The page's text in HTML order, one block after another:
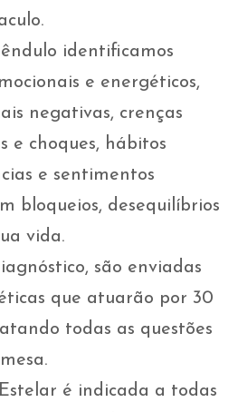
identificamos
e energéticos,
negativas, crenças
e choques, hábitos
e sentimentos
bloqueios, desequilíbrios
vida.
são enviadas
que atuarão por 30
todas as questões
é indicada a todas